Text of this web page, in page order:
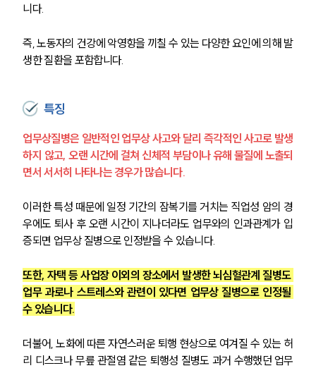
니다.
즉, 노동자의 건강에 악영향을 끼칠 수 있는 다양한 요인에 의해 발
생한 질환을 포함합니다.
특징
업무상질병은 일반적인 업무상 사고와 달리 즉각적인 사고로 발생
하지 않고, 오랜 시간에 걸쳐 신체적 부담이나 유해 물질에 노출되
면서 서서히 나타나는 경우가 많습니다.
이러한 특성 때문에 일정 기간의 잠복기를 거치는 직업성 암의 경
우에도 퇴사 후 오랜 시간이 지나더라도 업무와의 인과관계가 입
증되면 업무상 질병으로 인정받을 수 있습니다.
또한, 자택 등 사업장 이외의 장소에서 발생한 뇌심혈관계 질병도
업무 과로나 스트레스와 관련이 있다면 업무상 질병으로 인정될
수 있습니다.
더불어, 노화에 따른 자연스러운 퇴행 현상으로 여겨질 수 있는 허
리 디스크나 무릎 관절염 같은 퇴행성 질병도 과거 수행했던 업무